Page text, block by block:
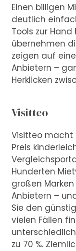
Einen billigen
deutlich
Tools zur
übernehmen
zeigen auf
Anbietern –
Herklicken
Visitteo
Visitteo macht
Preis
Hunderten
großen
Anbietern –
Sie den
vielen Fällen
zu 70 %.